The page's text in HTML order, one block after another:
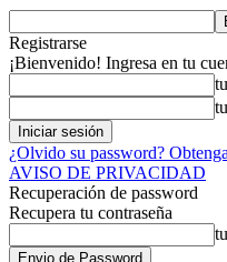
Registrarse
¡Bienvenido! Ingresa en tu
¿Olvido su password?
AVISO DE PRIVACIDAD
Recuperación de password
Recupera tu contraseña